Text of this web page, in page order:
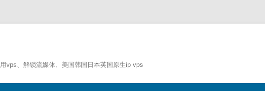
vps、解锁流媒体、美国韩国日本英国原生ip vps